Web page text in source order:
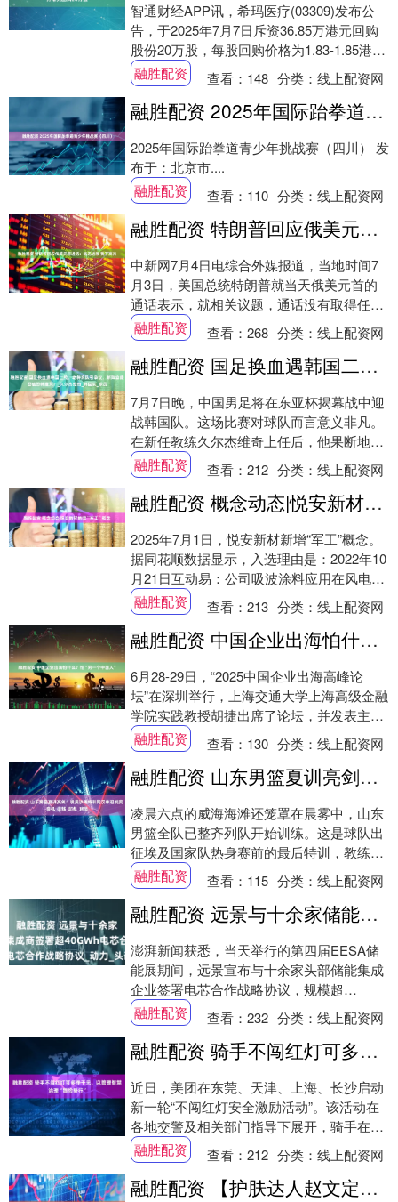
智通财经APP讯，希玛医疗(03309)发布公
告，于2025年7月7日斥资36.85万港元回购
股份20万股，每股回购价格为1.83-1.85港
元。 【免责声明】....
融胜配资 查看： 148 分类：线上配资网
融胜配资 2025年国际跆拳道青少年挑战赛（四川）
2025年国际跆拳道青少年挑战赛（四川） 发
布于：北京市....
融胜配资
查看： 110 分类：线上配资网
融胜配资 特朗普回应俄美元首通话：毫无进展 我不高兴
中新网7月4日电综合外媒报道，当地时间7
月3日，美国总统特朗普就当天俄美元首的
通话表示，就相关议题，通话没有取得任何
进展。 美国全国广播公司(NBC)报道称，
特....
融胜配资 查看：268 分类：线上配资网
融胜配资 国足换血遇韩国二线，老将离队引争议，新阵容能否破恐韩魔咒？_久尔杰维奇_韩国队_球员
7月7日晚，中国男足将在东亚杯揭幕战中迎
战韩国队。这场比赛对球队而言意义非凡。
在新任教练久尔杰维奇上任后，他果断地将
王大雷、武磊等经验丰富的老将排除在名单
之外，....
融胜配资 查看：212 分类：线上配资网
融胜配资 概念动态|悦安新材新增“军工”概念
2025年7月1日，悦安新材新增“军工”概念。
据同花顺数据显示，入选理由是：2022年10
月21日互动易：公司吸波涂料应用在风电领
域目前在对塔筒进行涂敷示范工....
融胜配资 查看：213 分类：线上配资网
融胜配资 中国企业出海怕什么？怕“另一个中国人”
6月28-29日，“2025中国企业出海高峰论
坛”在深圳举行，上海交通大学上海高级金融
学院实践教授胡捷出席了论坛，并发表主题
为《软实力，高质量出海的硬道理》的演....
融胜配资 查看： 130 分类：线上配资网
融胜配资 山东男篮夏训亮剑：凌晨沙滩特训陶汉林迎蜕变良机_训练_邱彪_球员
凌晨六点的威海海滩还笼罩在晨雾中，山东
男篮全队已整齐列队开始训练。这是球队出
征埃及国家队热身赛前的最后特训，教练组
用高强度沙滩体能课为新赛季打响头炮。
"今天光....
融胜配资 查看： 115 分类：线上配资网
融胜配资 远景与十余家储能系统集成商签署超40GWh电芯合作战略协议_动力_头部_企业
澎湃新闻获悉，当天举行的第四届EESA储
能展期间，远景宣布与十余家头部储能集成
企业签署电芯合作战略协议，规模超
40GWh。本次合作所供储能电芯将由远景旗
下电池科....
融胜配资 查看：232 分类：线上配资网
融胜配资 骑手不闯红灯可多挣千元，以管理智慧治理“冒险骑行”
近日，美团在东莞、天津、上海、长沙启动
新一轮“不闯红灯安全激励活动”。该活动在
各地交警及相关部门指导下展开，骑手在配
送过程中遵守交通规则、不闯红灯，每单即
可额外....
融胜配资 查看：212 分类：线上配资网
融胜配资 【护肤达人赵文定专题】四季保养理念，科学保养_肌肤_护理_内调